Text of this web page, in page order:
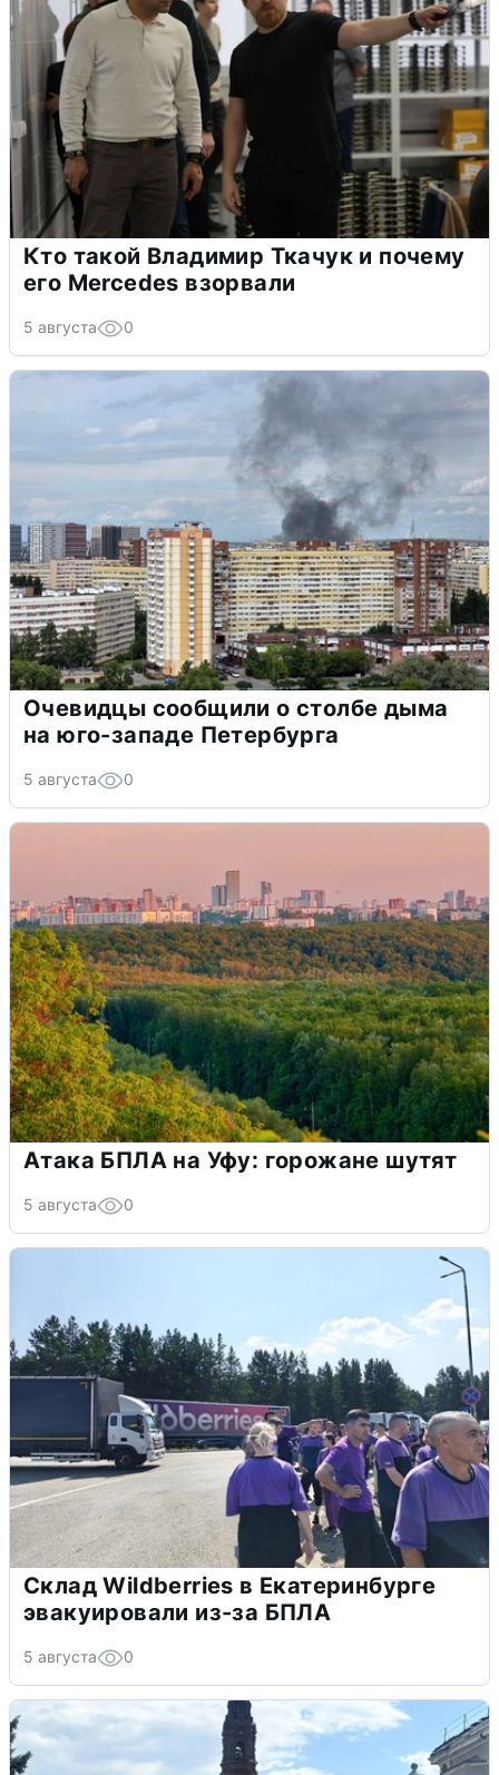
Кто такой Владимир Ткачук и почему
его Mercedes взорвали
5 августа 0
Очевидцы сообщили о столбе дыма
на юго-западе Петербурга
5 августа 0
Атака БПЛА на Уфу: горожане шутят
5 августа 0
Склад Wildberries в Екатеринбурге
эвакуировали из-за БПЛА
5 августа 0